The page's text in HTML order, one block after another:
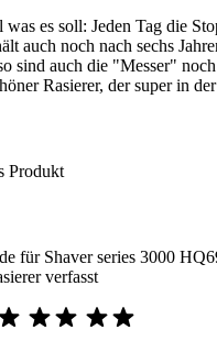
es soll: Jeden Tag die
auch noch nach sechs
sind auch die "Messer"
Rasierer, der super in
Produkt
für Shaver series 3000
verfasst